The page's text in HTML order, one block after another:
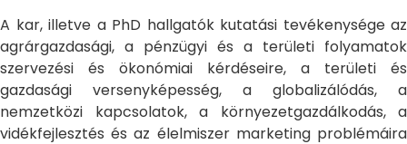
A kar, illetve a PhD hallgatók kutatási tevékenysége az
agrárgazdasági, a pénzügyi és a területi folyamatok
szervezési és ökonómiai kérdéseire, a területi és
gazdasági versenyképesség, a globalizálódás, a
nemzetközi kapcsolatok, a környezetgazdálkodás, a
vidékfejlesztés és az élelmiszer marketing problémáira